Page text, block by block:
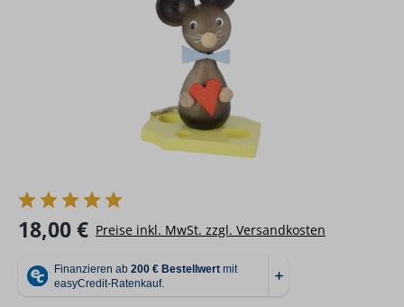
Regulärer Preis:
18,00 € Preise inkl. MwSt. zzgl. Versandkosten